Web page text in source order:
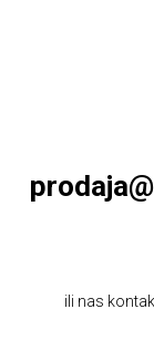
ili nas